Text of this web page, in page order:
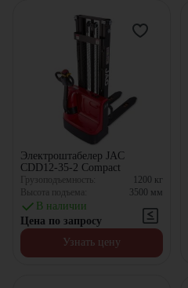
Электроштабелер JAC
CDD12-35-2 Compact
Грузоподъемность: 1200 кг
Высота подъема:
3500 мм
В наличии
Цена по запросу
Узнать цену